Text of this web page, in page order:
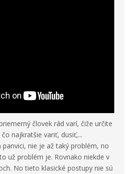
človek rád varí, čiže určite
najkratšie variť, dusiť,...
nie je až taký problém, no
už problém je. Rovnako niekde v
No tieto klasické postupy nie sú